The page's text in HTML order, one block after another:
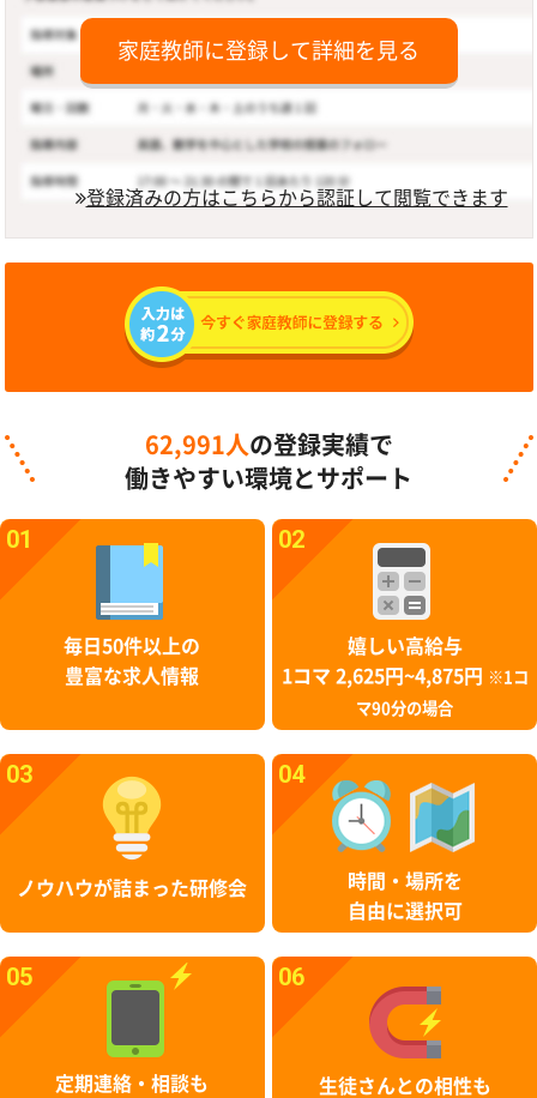
家庭教師に登録して詳細を見る
登録済みの方はこちらから認証して閲覧できます
62,991人 の登録実績で
働きやすい環境とサポート
01
毎日50件以上の
豊富な求人情報
02
嬉しい高給与
1コマ 2,625円~4,875円
※1コ
マ90分の場合
03
ノウハウが詰まった研修会
04
時間・場所を
自由に選択可
05
定期連絡・相談も
06
生徒さんとの相性も